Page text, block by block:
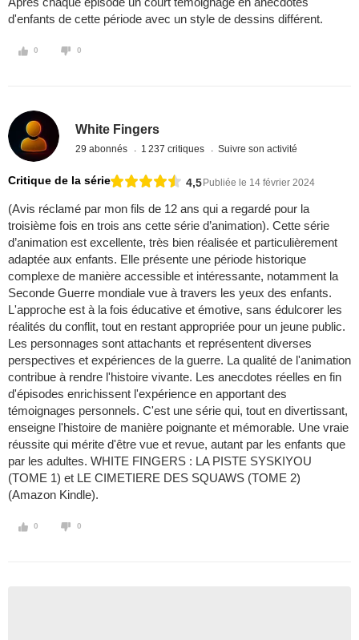
d'enfants de cette période avec un style de dessins différent.
0 0
White Fingers
29 abonnés 1 237 critiques Suivre son activité
Critique de la série 4,5Publiée le 14 février 2024
(Avis réclamé par mon fils de 12 ans qui a regardé pour la
troisième fois en trois ans cette série d’animation). Cette série
d’animation est excellente, très bien réalisée et particulièrement
adaptée aux enfants. Elle présente une période historique
complexe de manière accessible et intéressante, notamment la
Seconde Guerre mondiale vue à travers les yeux des enfants.
L'approche est à la fois éducative et émotive, sans édulcorer les
réalités du conflit, tout en restant appropriée pour un jeune public.
Les personnages sont attachants et représentent diverses
perspectives et expériences de la guerre. La qualité de l'animation
contribue à rendre l'histoire vivante. Les anecdotes réelles en fin
d'épisodes enrichissent l'expérience en apportant des
témoignages personnels. C'est une série qui, tout en divertissant,
enseigne l'histoire de manière poignante et mémorable. Une vraie
réussite qui mérite d'être vue et revue, autant par les enfants que
par les adultes. WHITE FINGERS : LA PISTE SYSKIYOU
(TOME 1) et LE CIMETIERE DES SQUAWS (TOME 2)
(Amazon Kindle).
0 0